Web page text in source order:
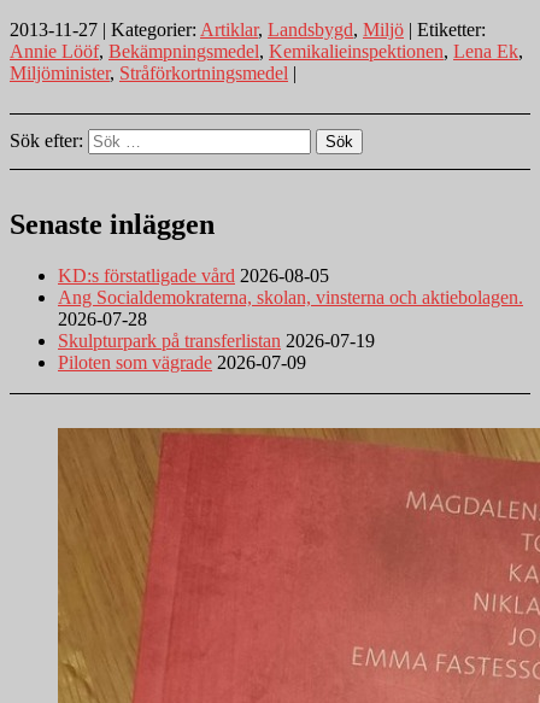
2013-11-27 | Kategorier: Artiklar, Landsbygd, Miljö | Etiketter:
Annie Lööf, Bekämpningsmedel, Kemikalieinspektionen, Lena Ek,
Miljöminister, Stråförkortningsmedel |
Sök efter: Sök
Senaste inläggen
KD:s förstatligade vård 2026-08-05
Ang Socialdemokraterna, skolan, vinsterna och aktiebolagen.
2026-07-28
Skulpturpark på transferlistan 2026-07-19
Piloten som vägrade 2026-07-09